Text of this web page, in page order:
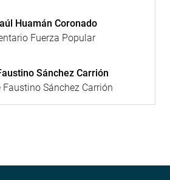
Huamán Coronado
Fuerza Popular
Sánchez Carrión
Sánchez Carrión